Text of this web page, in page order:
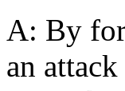
A: By
an